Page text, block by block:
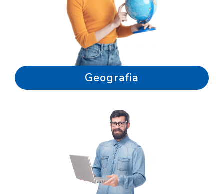
Geografia